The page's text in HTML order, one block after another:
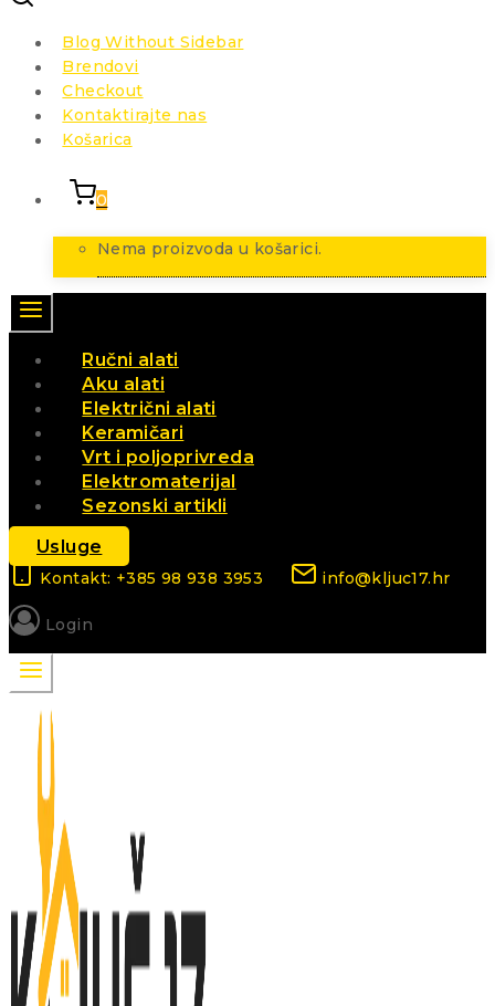
Blog Without Sidebar
Brendovi
Checkout
Kontaktirajte nas
Košarica
0
Nema proizvoda u košarici.
Ručni alati
Aku alati
Električni alati
Keramičari
Vrt i poljoprivreda
Elektromaterijal
Sezonski artikli
Usluge
Kontakt: +385 98 938 3953 info@kljuc17.hr
Login